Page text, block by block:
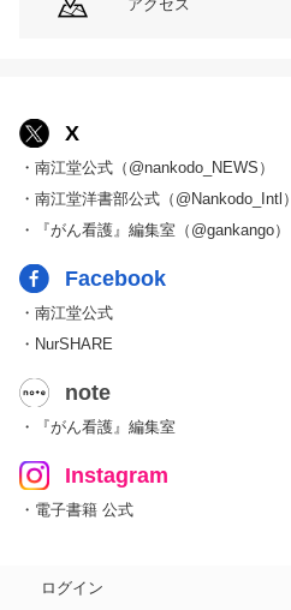
アクセス
X
・南江堂公式（@nankodo_NEWS）
・南江堂洋書部公式（@Nankodo_Intl）
・『がん看護』編集室（@gankango）
Facebook
・南江堂公式
・NurSHARE
note
・『がん看護』編集室
Instagram
・電子書籍 公式
ログイン